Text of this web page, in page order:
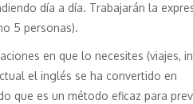
día a día. Trabajarán la
5 personas).
en que lo necesites (viajes,
el inglés se ha convertido en
que es un método eficaz para